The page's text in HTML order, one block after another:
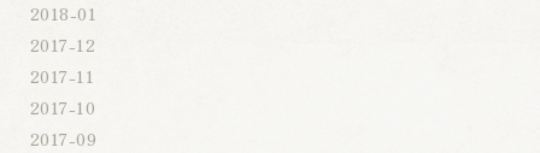
2018-01
2017-12
2017-11
2017-10
2017-09